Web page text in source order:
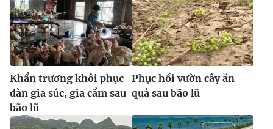
Khẩn trương khôi phục
đàn gia súc, gia cầm sau
bão lũ
Phục hồi vườn cây ăn
quả sau bão lũ